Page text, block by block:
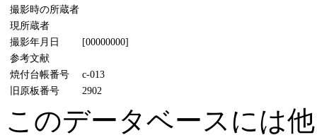
撮影時の所蔵者
現所蔵者
撮影年月日
[00000000]
参考文献
焼付台帳番号
c-013
旧原板番号
2902
このデータベースには